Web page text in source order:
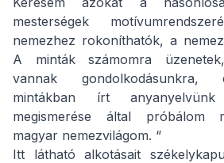
mesterségek
nemezhez rokoníthatók, a
A minták számomra
vannak gondolkodásunkra,
mintákban írt
megismerése által próbálom
magyar nemezvilágom. “
Itt látható alkotásait